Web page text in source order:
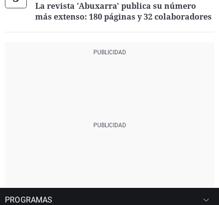
La revista 'Abuxarra' publica su número
más extenso: 180 páginas y 32 colaboradores
PROGRAMAS